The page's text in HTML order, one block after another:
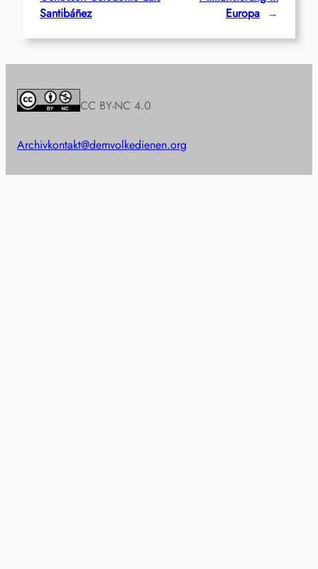
Santibáñez
Europa →
CC BY-NC 4.0
Archivkontakt@demvolkedienen.org